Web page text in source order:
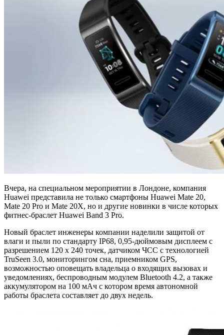
Вчера, на специальном мероприятии в Лондоне, компания
Huawei представила не только смартфоны Huawei Mate 20,
Mate 20 Pro и Mate 20X, но и другие новинки в числе которых
фитнес-браслет Huawei Band 3 Pro.
Новый браслет инженеры компании наделили защитой от
влаги и пыли по стандарту IP68, 0,95-дюймовым дисплеем с
разрешением 120 х 240 точек, датчиком ЧСС с технологией
TruSeen 3.0, мониторингом сна, приемником GPS,
возможностью оповещать владельца о входящих вызовах и
уведомлениях, беспроводным модулем Bluetooth 4.2, а также
аккумулятором на 100 мАч с котором время автономной
работы браслета составляет до двух недель.